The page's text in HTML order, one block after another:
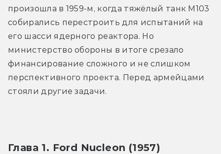
произошла в 1959-м, когда тяжёлый танк M103
собирались перестроить для испытаний на
его шасси ядерного реактора. Но
министерство обороны в итоге срезало
финансирование сложного и не слишком
перспективного проекта. Перед армейцами
стояли другие задачи.
Глава 1. Ford Nucleon (1957)